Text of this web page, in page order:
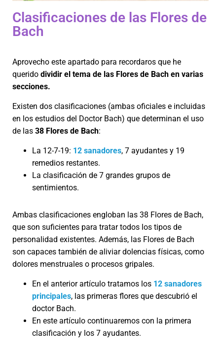
Clasificaciones de las Flores de
Bach
Aprovecho este apartado para recordaros que he
querido dividir el tema de las Flores de Bach en varias
secciones.
Existen dos clasificaciones (ambas oficiales e incluidas
en los estudios del Doctor Bach) que determinan el uso
de las 38 Flores de Bach:
La 12-7-19: 12 sanadores, 7 ayudantes y 19
remedios restantes.
La clasificación de 7 grandes grupos de
sentimientos.
Ambas clasificaciones engloban las 38 Flores de Bach,
que son suficientes para tratar todos los tipos de
personalidad existentes. Además, las Flores de Bach
son capaces también de aliviar dolencias físicas, como
dolores menstruales o procesos gripales.
En el anterior artículo tratamos los 12 sanadores
principales, las primeras flores que descubrió el
doctor Bach.
En este artículo continuaremos con la primera
clasificación y los 7 ayudantes.